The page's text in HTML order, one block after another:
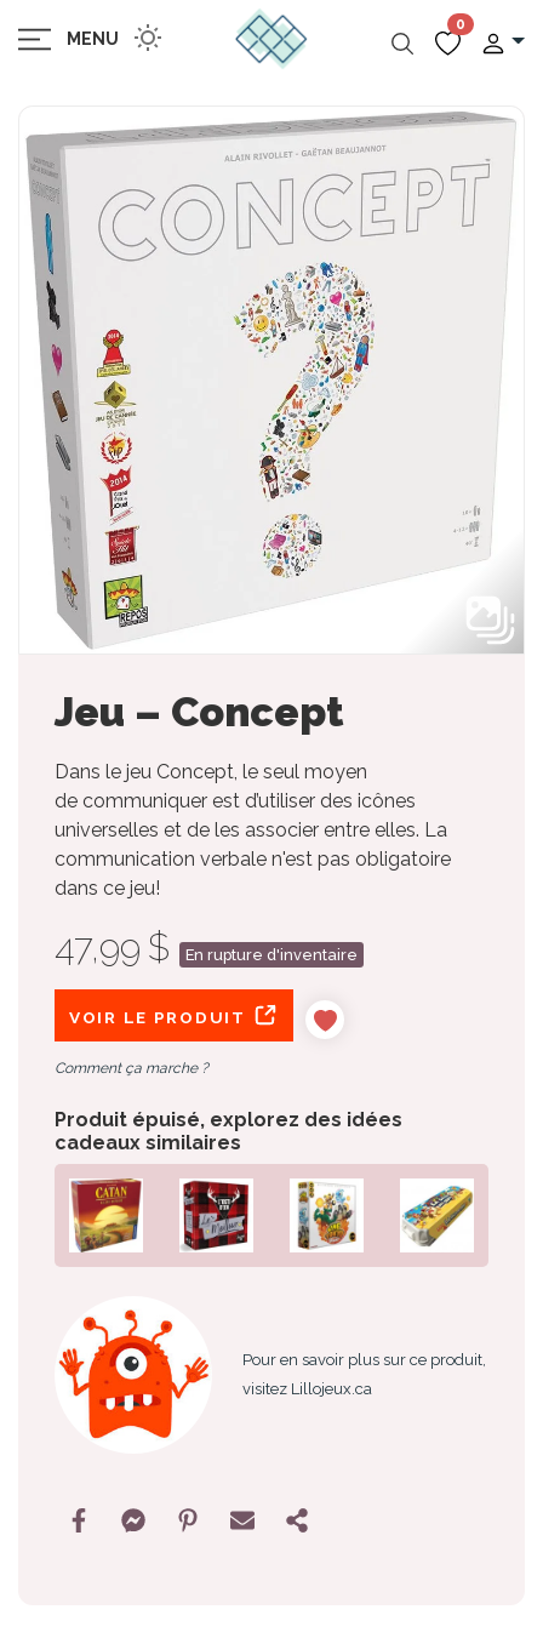
MENU
0
Jeu – Concept
Dans le jeu Concept, le seul moyen
de communiquer est d’utiliser des icônes
universelles et de les associer entre elles. La
communication verbale n'est pas obligatoire
dans ce jeu!
47,99 $ En rupture d'inventaire
VOIR LE PRODUIT
Comment ça marche ?
Produit épuisé, explorez des idées
cadeaux similaires
Pour en savoir plus sur ce produit,
visitez Lillojeux.ca